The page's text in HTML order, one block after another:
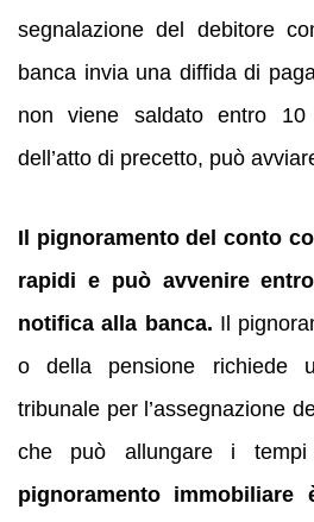
segnalazione del debitore
banca invia una diffida di
non viene saldato entro
dell’atto di precetto, può
Il pignoramento del conto
rapidi e può avvenire
notifica alla banca. Il
o della pensione richiede
tribunale per l’assegnazione
che può allungare i
pignoramento